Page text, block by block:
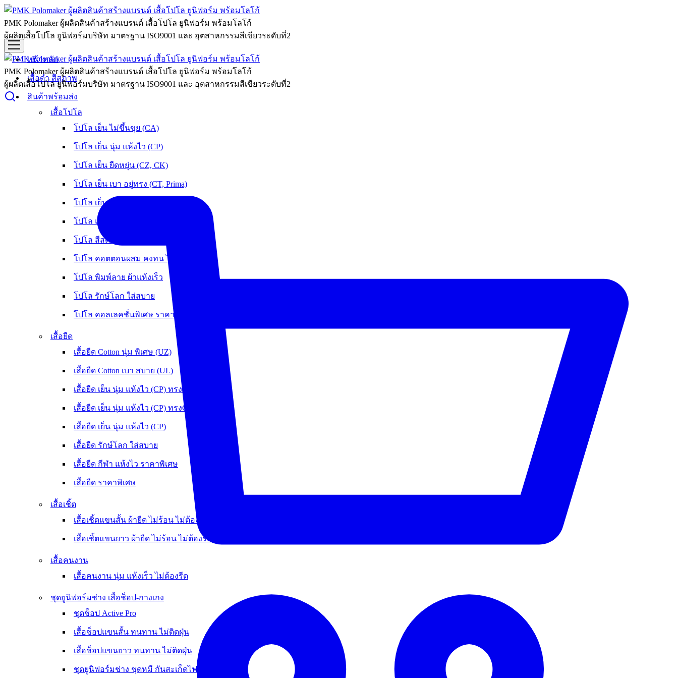
PMK Polomaker ผู้ผลิตสินค้าสร้างแบรนด์ เสื้อโปโล ยูนิฟอร์ม พร้อมโลโก้
ผู้ผลิตเสื้อโปโล ยูนิฟอร์มบริษัท มาตรฐาน ISO9001 และ อุตสาหกรรมสีเขียวระดับที่2
หน้าหลัก
เสื้อดำ สีสุภาพ
สินค้าพร้อมส่ง
เสื้อโปโล
โปโล เย็น ไม่ขึ้นขุย (CA)
โปโล เย็น นุ่ม แห้งไว (CP)
โปโล เย็น ยืดหยุ่น (CZ, CK)
โปโล เย็น เบา อยู่ทรง (CT, Prima)
โปโล เย็น หนานุ่ม ใส่สบาย (OXY)
โปโล แห้งเร็ว ลดกลิ่นอับ (Flexup)
โปโล สีสด ไม่ต้องรีด
โปโล คอตตอนผสม คงทน ไม่หดย้วย
โปโล พิมพ์ลาย ผ้าแห้งเร็ว
โปโล รักษ์โลก ใส่สบาย
โปโล คอลเลคชั่นพิเศษ ราคาพิเศษ
เสื้อยืด
เสื้อยืด Cotton นุ่ม พิเศษ (UZ)
เสื้อยืด Cotton เบา สบาย (UL)
เสื้อยืด เย็น นุ่ม แห้งไว (CP) ทรงOversize
เสื้อยืด เย็น นุ่ม แห้งไว (CP) ทรงCrop
เสื้อยืด เย็น นุ่ม แห้งไว (CP)
เสื้อยืด รักษ์โลก ใส่สบาย
เสื้อยืด กีฬา แห้งไว ราคาพิเศษ
เสื้อยืด ราคาพิเศษ
เสื้อเชิ้ต
เสื้อเชิ้ตแขนสั้น ผ้ายืด ไม่ร้อน ไม่ต้องรีด
เสื้อเชิ้ตแขนยาว ผ้ายืด ไม่ร้อน ไม่ต้องรีด
เสื้อคนงาน
เสื้อคนงาน นุ่ม แห้งเร็ว ไม่ต้องรีด
ชุดยูนิฟอร์มช่าง เสื้อช็อป-กางเกง
ชุดช็อป Active Pro
เสื้อช็อปแขนสั้น ทนทาน ไม่ติดฝุ่น
เสื้อช็อปแขนยาว ทนทาน ไม่ติดฝุ่น
ชุดยูนิฟอร์มช่าง ชุดหมี กันสะเก็ดไฟ
PMK Polomaker ผู้ผลิตสินค้าสร้างแบรนด์ เสื้อโปโล ยูนิฟอร์ม พร้อมโลโก้
ผู้ผลิตเสื้อโปโล ยูนิฟอร์มบริษัท มาตรฐาน ISO9001 และ อุตสาหกรรมสีเขียวระดับที่2